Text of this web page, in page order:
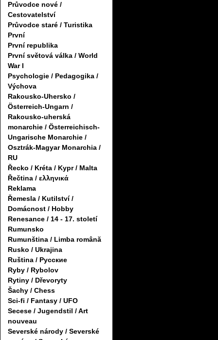
Průvodce nové /
Cestovatelství
Průvodce staré / Turistika
První
První republika
První světová válka / World
War I
Psychologie / Pedagogika /
Výchova
Rakousko-Uhersko /
Österreich-Ungarn /
Rakousko-uherská
monarchie / Österreichisch-
Ungarische Monarchie /
Osztrák-Magyar Monarchia /
RU
Řecko / Kréta / Kypr / Malta
Řečtina / ελληνικά
Reklama
Řemesla / Kutilství /
Domácnost / Hobby
Renesance / 14 - 17. století
Rumunsko
Rumunština / Limba română
Rusko / Ukrajina
Ruština / Русские
Ryby / Rybolov
Rytiny / Dřevoryty
Šachy / Chess
Sci-fi / Fantasy / UFO
Secese / Jugendstil / Art
nouveau
Severské národy / Severské